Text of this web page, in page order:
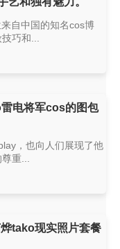
自中国的知名cos博
巧和...
电将军cos的图包
，也向人们展现了他
重...
tako现实照片套餐